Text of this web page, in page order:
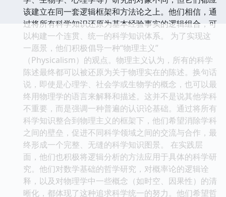
该建立在同一套逻辑框架和方法论之上。他们相信，通
过将所有科学知识还原为基本经验事实的逻辑组合，可
以构建一个连贯、统一的科学知识体系。 为了实现这
一愿景，他们积极倡导一种“物理主义”
（Physicalism）的观点。物理主义认为，所有的科学
陈述最终都可以被还原为关于物理实在的陈述。换句话
说，即使是心理学、社会学或生物学的概念，也可以最
终用物理学的语言来解释和描述。这并不是说其他学科
不重要，而是强调一种普遍的认识论基础。通过将所有
科学知识整合到物理主义的框架下，他们希望消除学科
之间的壁垒，促进不同科学领域之间的交流与合作，最
终形成一个完整、无缝的科学知识图景。 在实践层
面，他们也积极将逻辑分析的方法应用于具体的科学研
究。他们对数学基础的哲学研究，对概率论的逻辑诠
释，以及对物理学中一些概念（如时空、因果性）的清
晰化，都体现了这种追求科学统一的努力。他们希望哲